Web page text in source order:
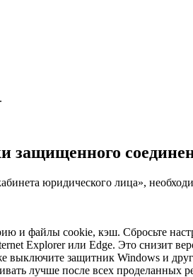
защищенного
юридического лица»,
и файлы cookie, кэш. Сбросьте
Explorer или Edge. Это снизит
выключите защитник Windows и
лучше после всех проделанных